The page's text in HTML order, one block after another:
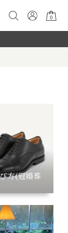
0
方(冠婚葬